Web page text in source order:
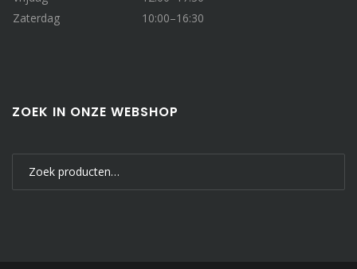
Zaterdag
10:00–16:30
ZOEK IN ONZE WEBSHOP